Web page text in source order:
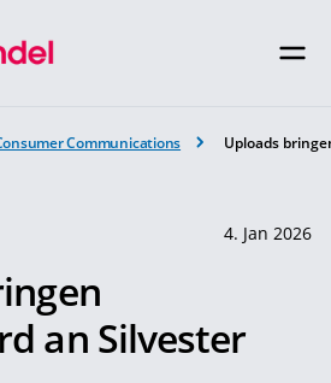
Communications Uploads
4. Jan 2026
an Silvester